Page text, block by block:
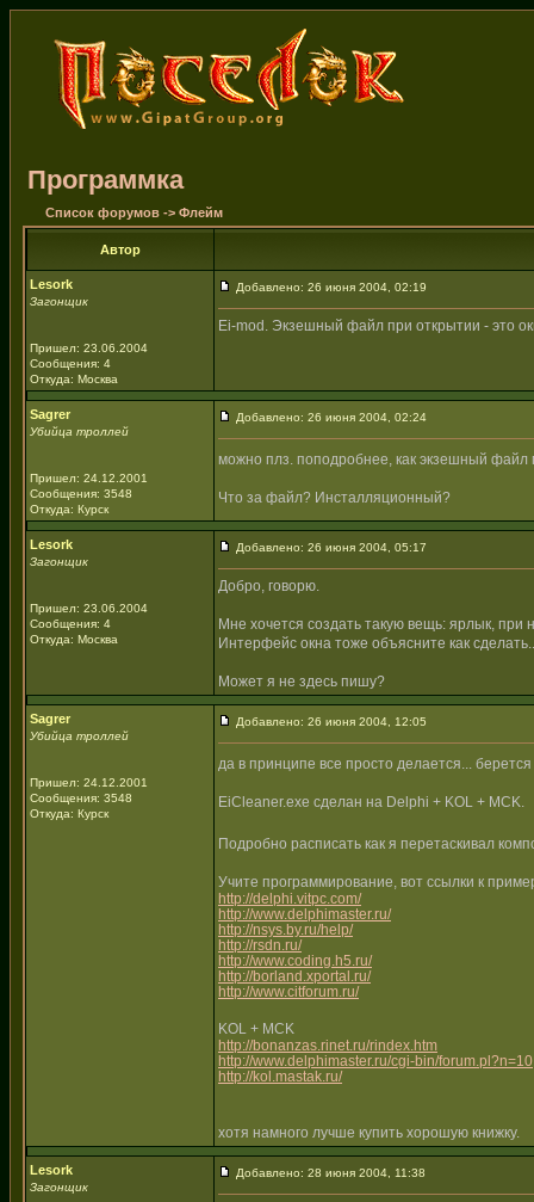
Программка
Список форумов -> Флейм
Автор
Lesork
Загонщик
Пришел: 23.06.2004
Сообщения: 4
Откуда: Москва
Добавлено: 26 июня 2004, 02:19
Ei-mod. Экзешный файл при открытии - это
Sagrer
Убийца троллей
Пришел: 24.12.2001
Сообщения: 3548
Откуда: Курск
Добавлено: 26 июня 2004, 02:24
можно плз. поподробнее, как экзешный
Что за файл? Инсталляционный?
Lesork
Загонщик
Пришел: 23.06.2004
Сообщения: 4
Откуда: Москва
Добавлено: 26 июня 2004, 05:17
Добро, говорю.
Мне хочется создать такую вещь: ярлык, при
Интерфейс окна тоже объясните как
Может я не здесь пишу?
Sagrer
Убийца троллей
Пришел: 24.12.2001
Сообщения: 3548
Откуда: Курск
Добавлено: 26 июня 2004, 12:05
да в принципе все просто делается...
EiCleaner.exe сделан на Delphi + KOL + MCK.
Подробно расписать как я перетаскивал
Учите программирование, вот ссылки к
http://delphi.vitpc.com/
http://www.delphimaster.ru/
http://nsys.by.ru/help/
http://rsdn.ru/
http://www.coding.h5.ru/
http://borland.xportal.ru/
http://www.citforum.ru/
KOL + MCK
http://bonanzas.rinet.ru/rindex.htm
http://www.delphimaster.ru/cgi-bin/forum.pl?n=10
http://kol.mastak.ru/
хотя намного лучше купить хорошую книжку.
Lesork
Загонщик
Добавлено: 28 июня 2004, 11:38